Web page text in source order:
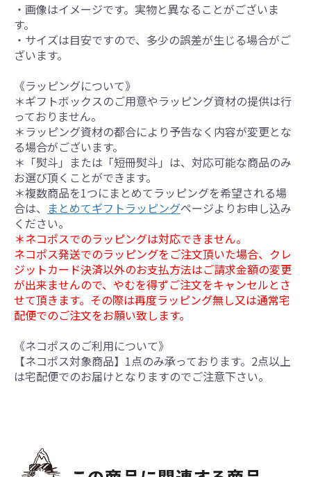
・画像はイメージです。実物と異なることがございま
す。
・サイズは目安ですので、多少の誤差が生じる場合がご
ざいます。
《ラッピングについて》
＊ギフトボックスのご用意やラッピング資材の提供は行
っておりません。
＊ラッピング資材の都合により予告なく内容が変更とな
る場合がございます。
＊「熨斗」または「短冊熨斗」は、対応可能な商品のみ
お選び頂くことができます。
＊複数商品を1つにまとめてラッピングを希望される場
合は、 まとめてギフトラッピングページよりお申し込み
ください。
＊ネコポスでのラッピングは対応できません。
ネコポス発送でのラッピングをご注文頂いた場合、クレ
ジットカード決済以外のお支払方法はご請求金額の変更
が出来ませんので、やむを得ずご注文をキャンセルとさ
せて頂きます。その際は再度ラッピング無し又は通常宅
配便でのご注文をお願い致します。
《ネコポスのご利用について》
【ネコポス対象商品】1点のみ承っております。2点以上
は宅配便でのお届けとなりますのでご注意下さい。